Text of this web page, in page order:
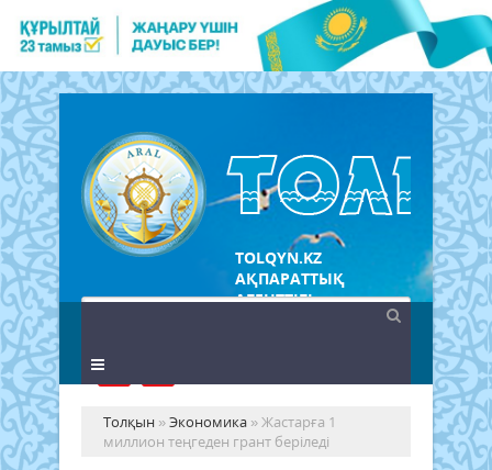
TOLQYN.KZ
АҚПАРАТТЫҚ
АГЕНТТІГІ
Толқын »Экономика » Жастарға 1
миллион теңгеден грант беріледі